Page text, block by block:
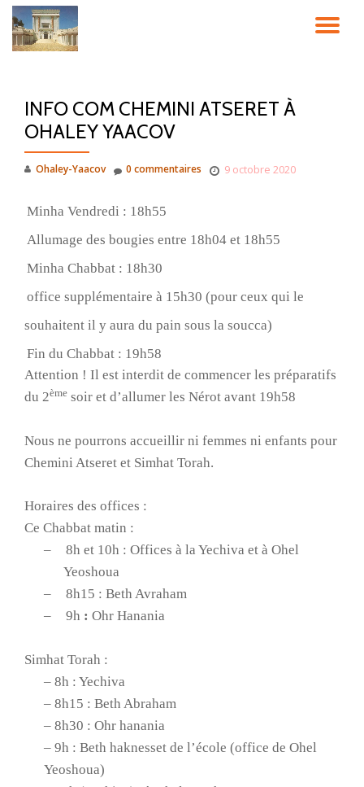
Aller
INFO COM CHEMINI ATSERET À
OHALEY YAACOV
Ohaley-Yaacov 9 octobre 2020
0 commentaires
Minha Vendredi : 18h55
Allumage des bougies entre 18h04 et 18h55
Minha Chabbat : 18h30
office supplémentaire à 15h30 (pour ceux qui le
souhaitent il y aura du pain sous la soucca)
Fin du Chabbat : 19h58
Attention ! Il est interdit de commencer les préparatifs
du 2ème soir et d’allumer les Nérot avant 19h58
Nous ne pourrons accueillir ni femmes ni enfants pour
Chemini Atseret et Simhat Torah.
Horaires des offices :
Ce Chabbat matin :
–
8h et 10h : Offices à la Yechiva et à Ohel
Yeoshoua
–
8h15 : Beth Avraham
–
9h : Ohr Hanania
Simhat Torah :
– 8h : Yechiva
– 8h15 : Beth Abraham
– 8h30 : Ohr hanania
– 9h : Beth haknesset de l’école (office de Ohel
Yeoshoua)